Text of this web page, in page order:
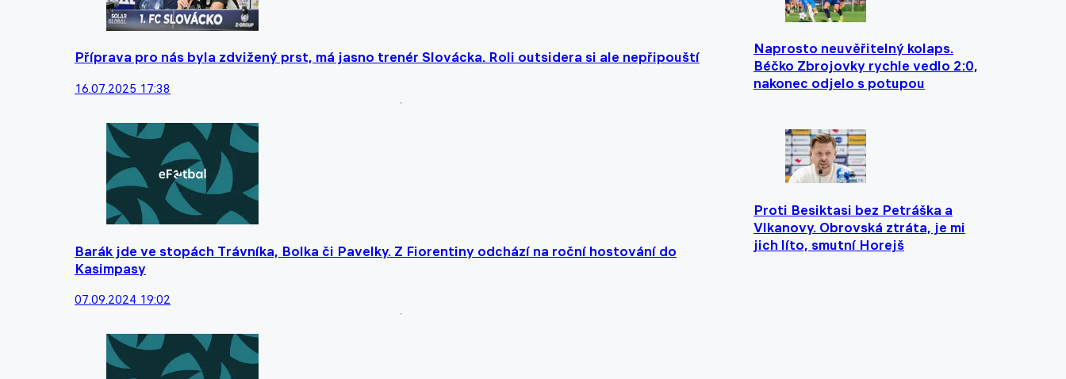
Příprava pro nás byla zdvižený prst, má jasno trenér Slovácka. Roli outsidera si ale nepřipouští
16.07.2025 17:38
Barák jde ve stopách Trávníka, Bolka či Pavelky. Z Fiorentiny odchází na roční hostování do
Kasimpasy
07.09.2024 19:02
Naprosto neuvěřitelný kolaps.
Béčko Zbrojovky rychle vedlo 2:0,
nakonec odjelo s potupou
Proti Besiktasi bez Petráška a
Vlkanovy. Obrovská ztráta, je mi
jich líto, smutní Horejš